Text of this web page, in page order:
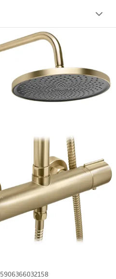
5906366032158